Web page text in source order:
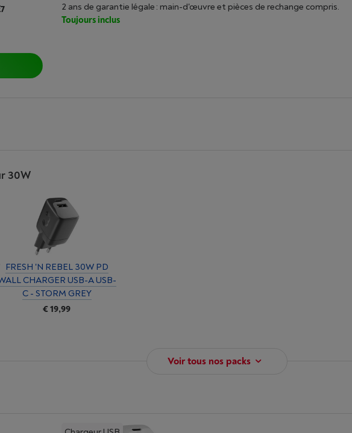
2 ans de garantie légale : main-d'œuvre et pièces de rechange compris.
Toujours inclus
30W
FRESH 'N REBEL 30W PD
CHARGER USB-A USB-
C - STORM GREY
€ 19,99
Voir tous nos packs